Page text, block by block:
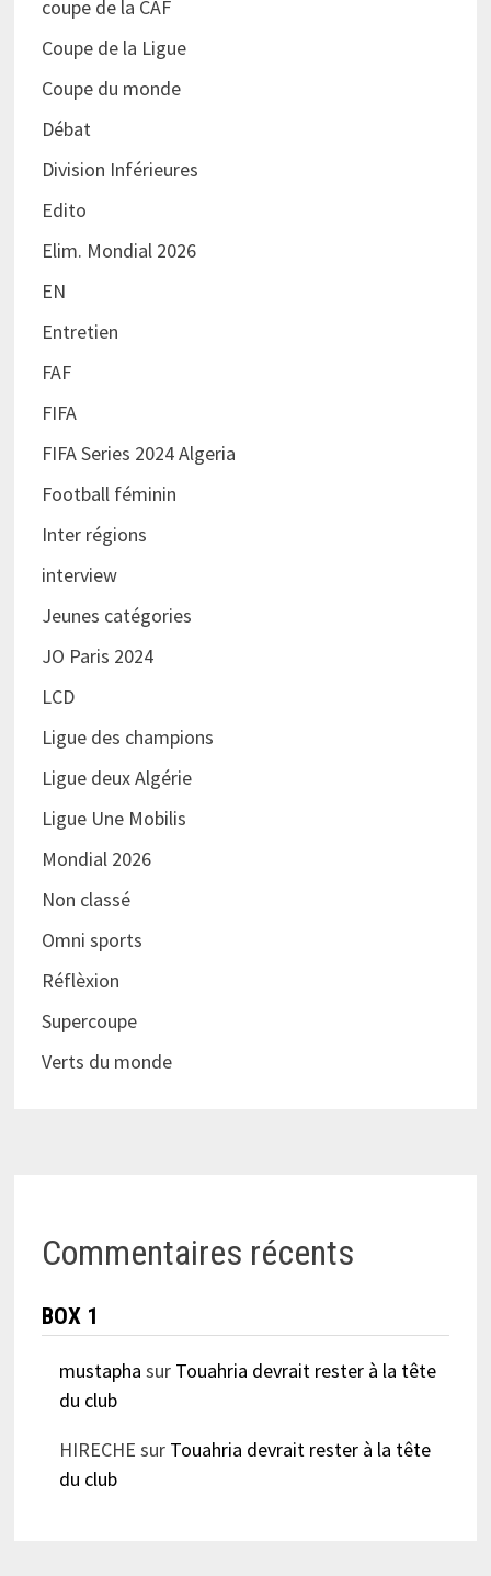
coupe de la CAF
Coupe de la Ligue
Coupe du monde
Débat
Division Inférieures
Edito
Elim. Mondial 2026
EN
Entretien
FAF
FIFA
FIFA Series 2024 Algeria
Football féminin
Inter régions
interview
Jeunes catégories
JO Paris 2024
LCD
Ligue des champions
Ligue deux Algérie
Ligue Une Mobilis
Mondial 2026
Non classé
Omni sports
Réflèxion
Supercoupe
Verts du monde
Commentaires récents
BOX 1
mustapha sur Touahria devrait rester à la tête
du club
HIRECHE sur Touahria devrait rester à la tête
du club